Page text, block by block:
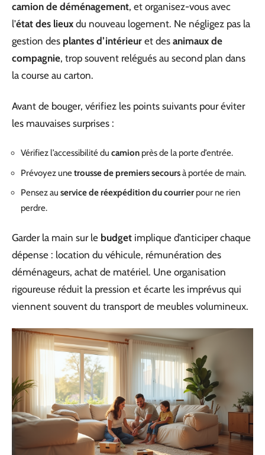
camion de déménagement, et organisez-vous avec
l’état des lieux du nouveau logement. Ne négligez pas la
gestion des plantes d’intérieur et des animaux de
compagnie, trop souvent relégués au second plan dans
la course au carton.
Avant de bouger, vérifiez les points suivants pour éviter
les mauvaises surprises :
Vérifiez l’accessibilité du camion près de la porte d’entrée.
Prévoyez unetrousse de premiers secoursà portée de main.
Pensez au service de réexpédition du courrier pour ne rien
perdre.
Garder la main sur le budget implique d’anticiper chaque
dépense : location du véhicule, rémunération des
déménageurs, achat de matériel. Une organisation
rigoureuse réduit la pression et écarte les imprévus qui
viennent souvent du transport de meubles volumineux.